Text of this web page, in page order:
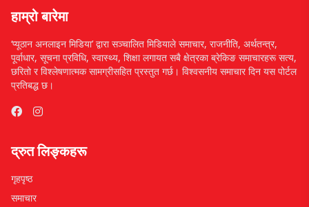
हाम्रो बारेमा
‘प्यूठान अनलाइन मिडिया’ द्वारा सञ्चालित मिडियाले समाचार, राजनीति, अर्थतन्त्र,
पूर्वाधार, सूचना प्रविधि, स्वास्थ्य, शिक्षा लगायत सबै क्षेत्रका ब्रेकिङ समाचारहरू सत्य,
छरितो र विश्लेषणात्मक सामग्रीसहित प्रस्तुत गर्छ। विश्वसनीय समाचार दिन यस पोर्टल
प्रतिबद्ध छ।
द्रुत लिङ्कहरू
गृहपृष्ठ
समाचार